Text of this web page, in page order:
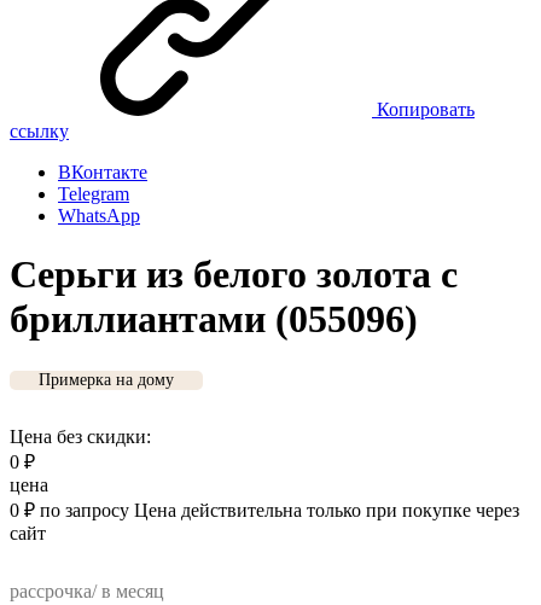
Копировать
ссылку
ВКонтакте
Telegram
WhatsApp
Серьги из белого золота с
бриллиантами (055096)
Примерка на дому
Цена без скидки:
0 ₽
цена
0 ₽ по запросу Цена действительна только при покупке через
сайт
рассрочка/ в месяц